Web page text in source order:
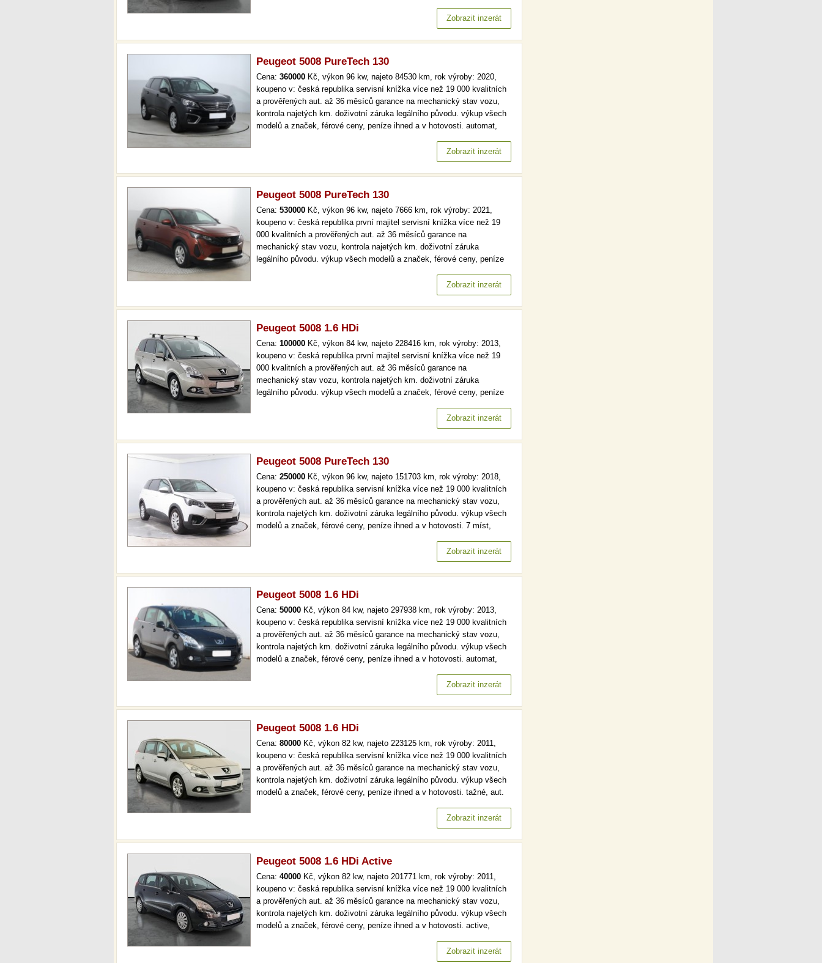
mechanický stav vozu, kontrola najetých km. doživotní záruka…
Zobrazit inzerát
Peugeot 5008 PureTech 130
Cena: 360000 Kč, výkon 96 kw, najeto 84530 km, rok výroby: 2020,
koupeno v: česká republika servisní knížka více než 19 000 kvalitních
a prověřených aut. až 36 měsíců garance na mechanický stav vozu,
kontrola najetých km. doživotní záruka legálního původu. výkup všech
modelů a značek, férové ceny, peníze ihned a v hotovosti. automat,
až 36 měsíců garance na mechanický stav vozu, kontrola…Zobrazit inzerát
Peugeot 5008 PureTech 130
Cena: 530000 Kč, výkon 96 kw, najeto 7666 km, rok výroby: 2021,
koupeno v: česká republika první majitel servisní knížka více než 19
000 kvalitních a prověřených aut. až 36 měsíců garance na
mechanický stav vozu, kontrola najetých km. doživotní záruka
legálního původu. výkup všech modelů a značek, férové ceny, peníze
aut. až 36 měsíců garance na mechanický stav vozu, kontrola najetých
Zobrazit inzerát
Peugeot 5008 1.6 HDi
Cena: 100000 Kč, výkon 84 kw, najeto 228416 km, rok výroby: 2013,
koupeno v: česká republika první majitel servisní knížka více než 19
000 kvalitních a prověřených aut. až 36 měsíců garance na
mechanický stav vozu, kontrola najetých km. doživotní záruka
legálního původu. výkup všech modelů a značek, férové ceny, peníze
000 kvalitních a prověřených aut. až 36 měsíců garance naZobrazit inzerát
Peugeot 5008 PureTech 130
Cena: 250000 Kč, výkon 96 kw, najeto 151703 km, rok výroby: 2018,
koupeno v: česká republika servisní knížka více než 19 000 kvalitních
a prověřených aut. až 36 měsíců garance na mechanický stav vozu,
kontrola najetých km. doživotní záruka legálního původu. výkup všech
modelů a značek, férové ceny, peníze ihned a v hotovosti. 7 míst,
až 36 měsíců garance na mechanický stav vozu, kontrola…Zobrazit inzerát
Peugeot 5008 1.6 HDi
Cena: 50000 Kč, výkon 84 kw, najeto 297938 km, rok výroby: 2013,
koupeno v: česká republika servisní knížka více než 19 000 kvalitních
a prověřených aut. až 36 měsíců garance na mechanický stav vozu,
kontrola najetých km. doživotní záruka legálního původu. výkup všech
modelů a značek, férové ceny, peníze ihned a v hotovosti. automat,
měsíců garance na mechanický stav vozu, kontrola…Zobrazit inzerát
Peugeot 5008 1.6 HDi
Cena: 80000 Kč, výkon 82 kw, najeto 223125 km, rok výroby: 2011,
koupeno v: česká republika servisní knížka více než 19 000 kvalitních
a prověřených aut. až 36 měsíců garance na mechanický stav vozu,
kontrola najetých km. doživotní záruka legálního původu. výkup všech
modelů a značek, férové ceny, peníze ihned a v hotovosti. tažné, aut.
měsíců garance na mechanický stav vozu, kontrola…Zobrazit inzerát
Peugeot 5008 1.6 HDi Active
Cena: 40000 Kč, výkon 82 kw, najeto 201771 km, rok výroby: 2011,
koupeno v: česká republika servisní knížka více než 19 000 kvalitních
a prověřených aut. až 36 měsíců garance na mechanický stav vozu,
kontrola najetých km. doživotní záruka legálního původu. výkup všech
modelů a značek, férové ceny, peníze ihned a v hotovosti. active,
měsíců garance na mechanický stav vozu, kontrola najetých…
Zobrazit inzerát